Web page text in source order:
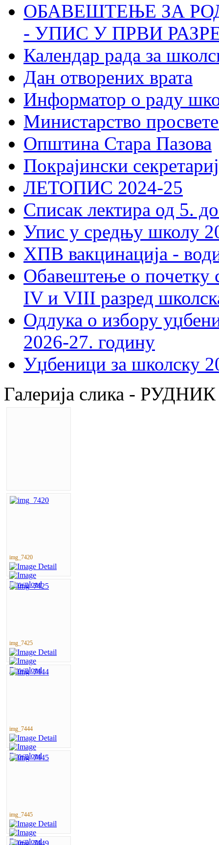
ОБАВЕШТЕЊЕ ЗА
- УПИС У ПРВИ
Календар рада за
Дан отворених врата
Информатор о раду
Министарство
Општина Стара Пазова
Покрајински
ЛЕТОПИС 2024-25
Списак лектира од 5.
Упис у средњу школу
ХПВ вакцинација -
Обавештење о почетку
IV и VIII разред
Одлука о избору
2026-27. годину
Уџбеници за школску
Галерија слика -
img_7420
img_7425
img_7444
img_7445